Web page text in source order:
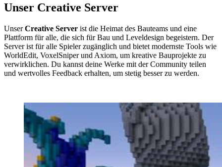
Unser Creative Server
UnserCreative Server ist die Heimat des Bauteams und eine
Plattform für alle, die sich für Bau und Leveldesign begeistern. Der
Server ist für alle Spieler zugänglich und bietet modernste Tools wie
WorldEdit, VoxelSniper und Axiom, um kreative Bauprojekte zu
verwirklichen. Du kannst deine Werke mit der Community teilen
und wertvolles Feedback erhalten, um stetig besser zu werden.